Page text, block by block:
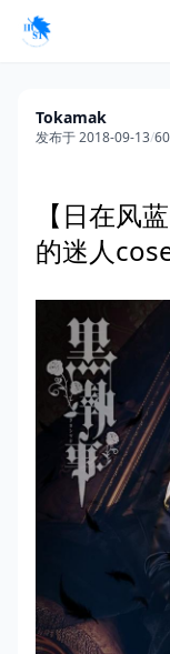
Tokamak
发布于 2018-09-13/
【日在风
的迷人